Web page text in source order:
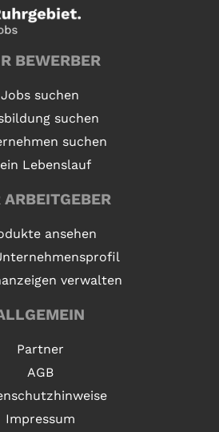
BEWERBER
Jobs suchen
suchen
suchen
Lebenslauf
ARBEITGEBER
ansehen
verwalten
Partner
AGB
Impressum